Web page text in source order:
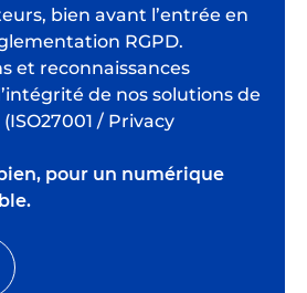
bien avant l’entrée en
RGPD.
et reconnaissances
de nos solutions de
/ Privacy
pour un numérique